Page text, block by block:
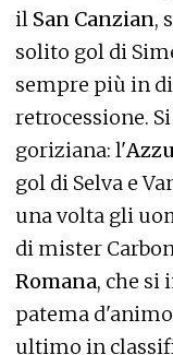
il San Canzian,
solito gol di
sempre più in
retrocessione.
goriziana: l'
gol di Selva e
una volta gli
di mister
Romana, che si
patema
ultimo in